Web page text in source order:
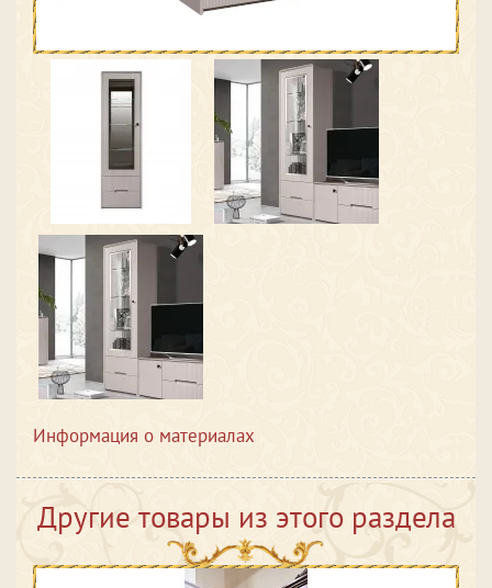
Информация о материалах
Другие товары из этого раздела